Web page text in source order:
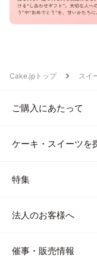
Cake.jpトップ スイ
ご購入にあたって
ケーキ・スイーツを
特集
法人のお客様へ
催事・販売情報